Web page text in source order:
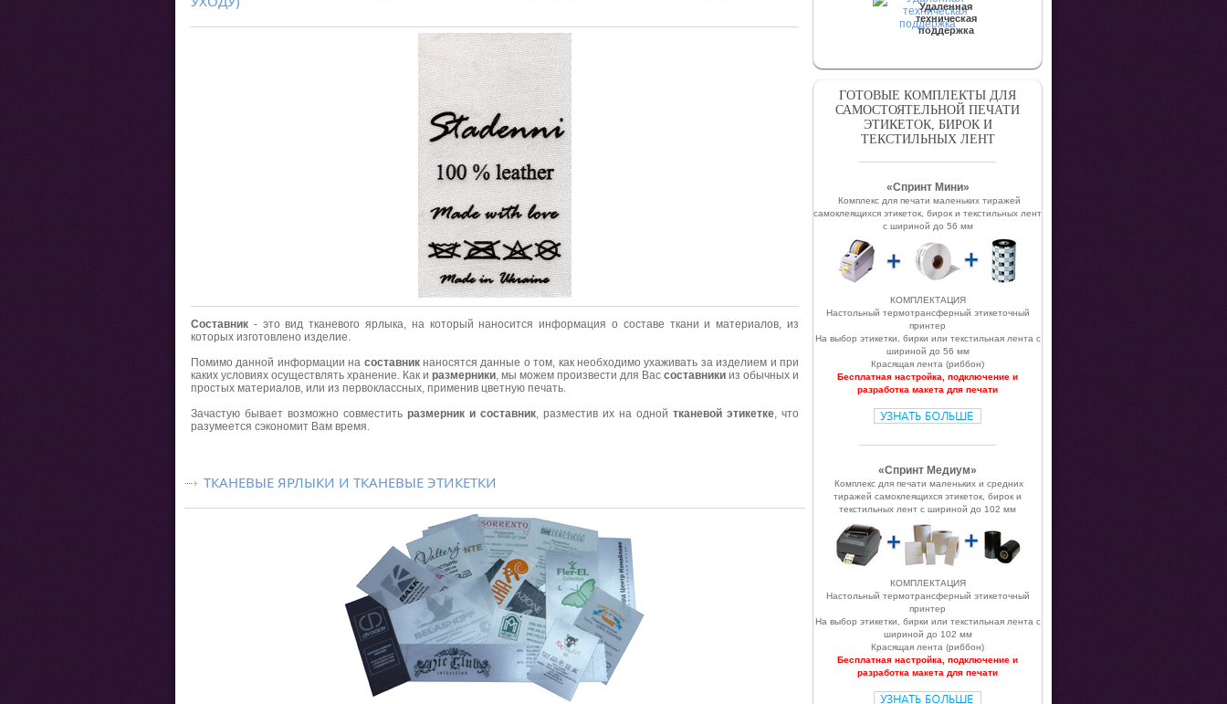
Составник - это вид тканевого ярлыка, на который наносится информация о составе ткани и материалов, из
которых изготовлено изделие.
Помимо данной информации на составникнаносятся данные о том, как необходимо ухаживать за изделием и при
каких условиях осуществлять хранение. Как и размерники, мы можем произвести для Вас составники из обычных и
простых материалов, или из первоклассных, применив цветную печать.
Зачастую бывает возможно совместить размерник и составник, разместив их на одной тканевой этикетке, что
разумеется сэкономит Вам время.
ТКАНЕВЫЕ ЯРЛЫКИ И ТКАНЕВЫЕ ЭТИКЕТКИ
Удаленная
техническая
поддержка
ГОТОВЫЕ КОМПЛЕКТЫ ДЛЯ
САМОСТОЯТЕЛЬНОЙ ПЕЧАТИ
ЭТИКЕТОК, БИРОК И
ТЕКСТИЛЬНЫХ ЛЕНТ
«Спринт Мини»
Комплекc для печати маленьких тиражей
самоклеящихся этикеток, бирок и текстильных лент
с шириной до 56 мм
КОМПЛЕКТАЦИЯ
Настольный термотрансферный этикеточный
принтер
На выбор этикетки, бирки или текстильная лента с
шириной до 56 мм
Красящая лента (риббон)
Бесплатная настройка, подключение и
разработка макета для печати
«Спринт Медиум»
Комплекc для печати маленьких и средних
тиражей самоклеящихся этикеток, бирок и
текстильных лент с шириной до 102 мм
КОМПЛЕКТАЦИЯ
Настольный термотрансферный этикеточный
принтер
На выбор этикетки, бирки или текстильная лента с
шириной до 102 мм
Красящая лента (риббон)
Бесплатная настройка, подключение и
разработка макета для печати